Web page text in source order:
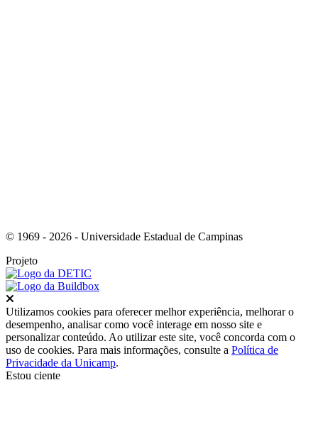
© 1969 - 2026 - Universidade Estadual de Campinas
Projeto
Utilizamos cookies para oferecer melhor experiência, melhorar o
desempenho, analisar como você interage em nosso site e
personalizar conteúdo. Ao utilizar este site, você concorda com o
uso de cookies. Para mais informações, consulte a Política de
Privacidade da Unicamp.
Estou ciente